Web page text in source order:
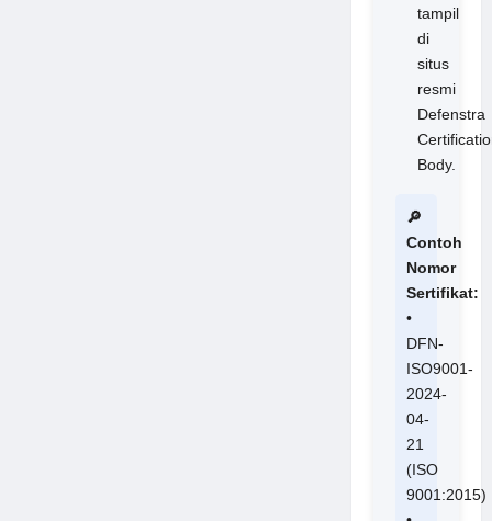
tampil
di
situs
resmi
Defenstra
Body.
🔎
Contoh
Nomor
Sertifikat:
•
DFN-
ISO9001-
2024-
04-
21
(ISO
9001:2015)